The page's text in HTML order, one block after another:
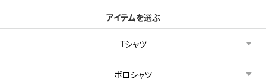
アイテムを選ぶ
Tシャツ
ポロシャツ